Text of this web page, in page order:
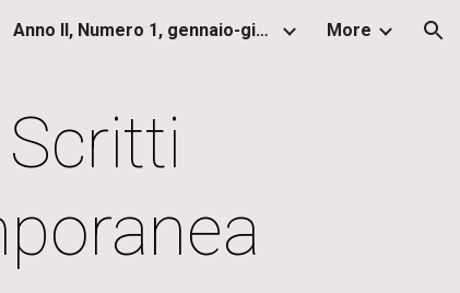
Anno II, Numero 1, gennaio-giugno 2013 More